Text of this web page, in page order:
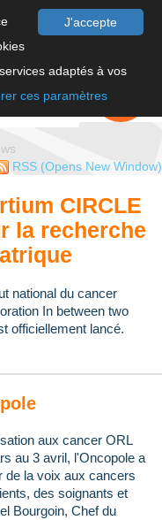
J'accepte
adaptés à vos
ces paramètres
FAIRE UN
DON
RSS (Opens New Window)
CIRCLE
la recherche
national du cancer
In between two
officiellement lancé.
aux cancer ORL
au 3 avril, l'Oncopole a
de la voix aux cancers
des soignants et
Bourgoin, Chef du